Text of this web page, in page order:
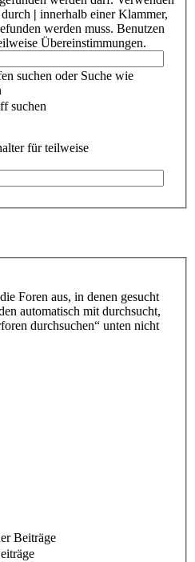
| innerhalb einer Klammer,
werden muss. Benutzen
Übereinstimmungen.
suchen oder Suche wie
suchen
für teilweise
Foren aus, in denen gesucht
automatisch mit durchsucht,
durchsuchen“ unten nicht
Beiträge